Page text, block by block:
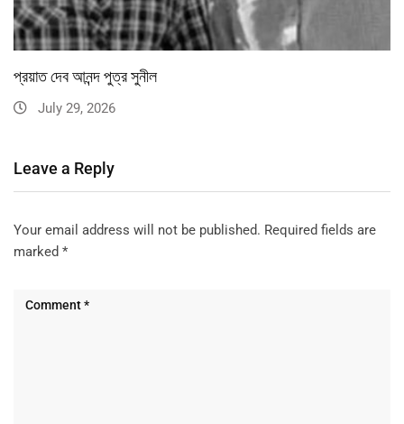
প্রয়াত দেব আনন্দ পুত্র সুনীল
July 29, 2026
Leave a Reply
Your email address will not be published. Required fields are
marked *